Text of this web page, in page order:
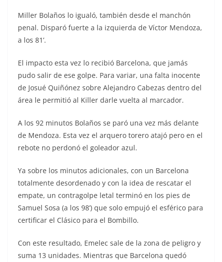
Miller Bolaños lo igualó, también desde el manchón
penal. Disparó fuerte a la izquierda de Víctor Mendoza,
a los 81’.
El impacto esta vez lo recibió Barcelona, que jamás
pudo salir de ese golpe. Para variar, una falta inocente
de Josué Quiñónez sobre Alejandro Cabezas dentro del
área le permitió al Killer darle vuelta al marcador.
A los 92 minutos Bolaños se paró una vez más delante
de Mendoza. Esta vez el arquero torero atajó pero en el
rebote no perdonó el goleador azul.
Ya sobre los minutos adicionales, con un Barcelona
totalmente desordenado y con la idea de rescatar el
empate, un contragolpe letal terminó en los pies de
Samuel Sosa (a los 98’) que solo empujó el esférico para
certificar el Clásico para el Bombillo.
Con este resultado, Emelec sale de la zona de peligro y
suma 13 unidades. Mientras que Barcelona quedó